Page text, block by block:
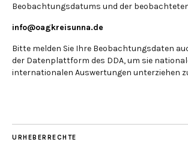
Beobachtungsdatums und der beobachteten
info@oagkreisunna.de
Bitte melden Sie Ihre Beobachtungsdaten
der Datenplattform des DDA, um sie
internationalen Auswertungen unterziehen
URHEBERRECHTE